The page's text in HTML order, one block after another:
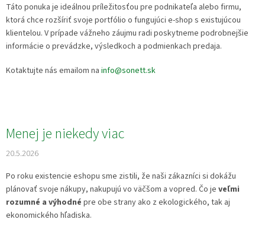
Táto ponuka je ideálnou príležitosťou pre podnikateľa alebo firmu,
ktorá chce rozšíriť svoje portfólio o fungujúci e-shop s existujúcou
klientelou. V prípade vážneho záujmu radi poskytneme podrobnejšie
informácie o prevádzke, výsledkoch a podmienkach predaja.
Kotaktujte nás emailom na info@sonett.sk
Menej je niekedy viac
20.5.2026
Po roku existencie eshopu sme zistili, že naši zákazníci si dokážu
plánovať svoje nákupy, nakupujú vo väčšom a vopred. Čo je veľmi
rozumné a výhodné pre obe strany ako z ekologického, tak aj
ekonomického hľadiska.